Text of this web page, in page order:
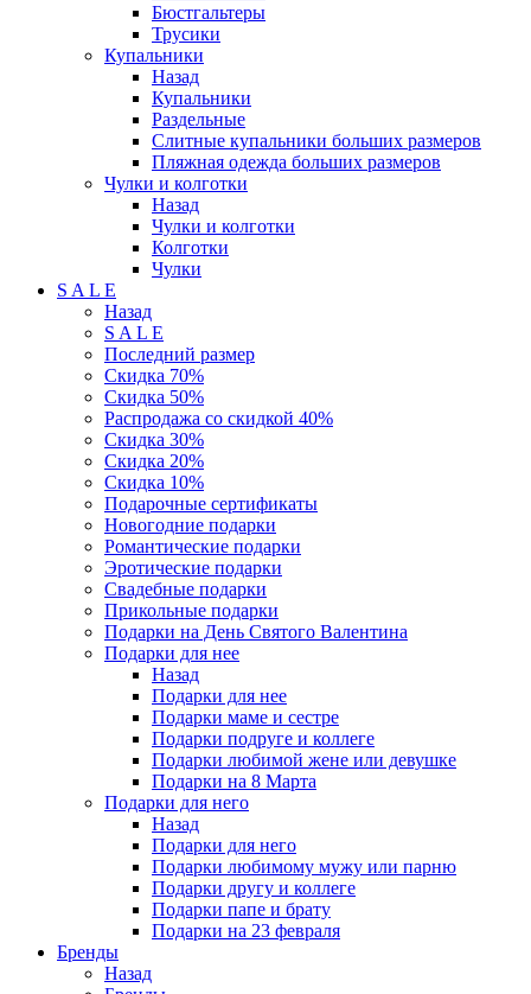
Бюстгальтеры
Трусики
Купальники
Назад
Купальники
Раздельные
Слитные купальники больших размеров
Пляжная одежда больших размеров
Чулки и колготки
Назад
Чулки и колготки
Колготки
Чулки
S A L E
Назад
S A L E
Последний размер
Скидка 70%
Скидка 50%
Распродажа со скидкой 40%
Скидка 30%
Скидка 20%
Скидка 10%
Подарочные сертификаты
Новогодние подарки
Романтические подарки
Эротические подарки
Свадебные подарки
Прикольные подарки
Подарки на День Святого Валентина
Подарки для нее
Назад
Подарки для нее
Подарки маме и сестре
Подарки подруге и коллеге
Подарки любимой жене или девушке
Подарки на 8 Марта
Подарки для него
Назад
Подарки для него
Подарки любимому мужу или парню
Подарки другу и коллеге
Подарки папе и брату
Подарки на 23 февраля
Бренды
Назад